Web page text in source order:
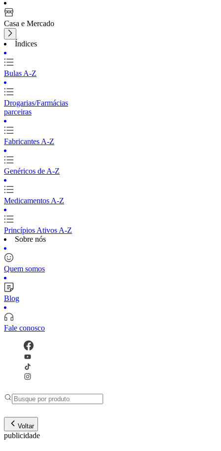
Casa e Mercado
Índices
Bulas A-Z
Drogarias/Farmácias
parceiras
Fabricantes A-Z
Genéricos de A-Z
Medicamentos A-Z
Princípios Ativos A-Z
Sobre nós
Quem somos
Blog
Fale conosco
Voltar
publicidade